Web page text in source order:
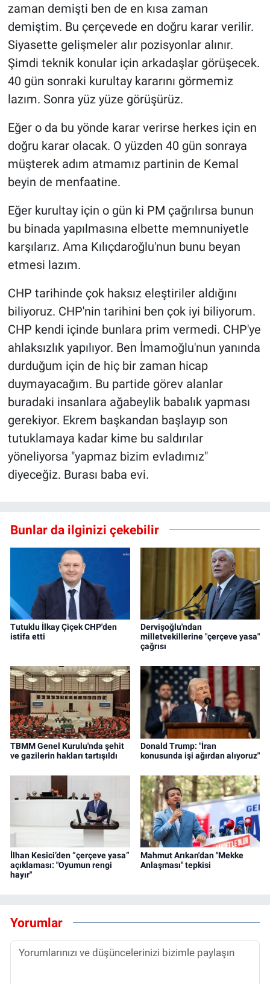
zaman demişti ben de en kısa zaman
demiştim. Bu çerçevede en doğru karar verilir.
Siyasette gelişmeler alır pozisyonlar alınır.
Şimdi teknik konular için arkadaşlar görüşecek.
40 gün sonraki kurultay kararını görmemiz
lazım. Sonra yüz yüze görüşürüz.
Eğer o da bu yönde karar verirse herkes için en
doğru karar olacak. O yüzden 40 gün sonraya
müşterek adım atmamız partinin de Kemal
beyin de menfaatine.
Eğer kurultay için o gün ki PM çağrılırsa bunun
bu binada yapılmasına elbette memnuniyetle
karşılarız. Ama Kılıçdaroğlu'nun bunu beyan
etmesi lazım.
CHP tarihinde çok haksız eleştiriler aldığını
biliyoruz. CHP'nin tarihini ben çok iyi biliyorum.
CHP kendi içinde bunlara prim vermedi. CHP'ye
ahlaksızlık yapılıyor. Ben İmamoğlu'nun yanında
durduğum için de hiç bir zaman hicap
duymayacağım. Bu partide görev alanlar
buradaki insanlara ağabeylik babalık yapması
gerekiyor. Ekrem başkandan başlayıp son
tutuklamaya kadar kime bu saldırılar
yöneliyorsa "yapmaz bizim evladımız"
diyeceğiz. Burası baba evi.
Bunlar da ilginizi çekebilir
Tutuklu İlkay Çiçek CHP'den
istifa etti
Dervişoğlu'ndan
milletvekillerine "çerçeve yasa"
çağrısı
TBMM Genel Kurulu'nda şehit
ve gazilerin hakları tartışıldı
Donald Trump: "İran
konusunda işi ağırdan alıyoruz"
İlhan Kesici’den “çerçeve yasa”
açıklaması: "Oyumun rengi
hayır"
Mahmut Arıkan'dan "Mekke
Anlaşması" tepkisi
Yorumlar